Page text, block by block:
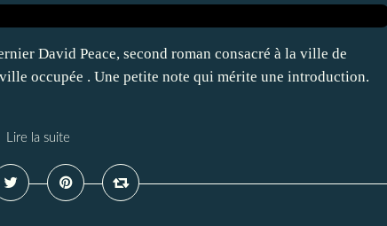
David Peace, second roman consacré à la ville de
occupée . Une petite note qui mérite une introduction.
Lire la suite